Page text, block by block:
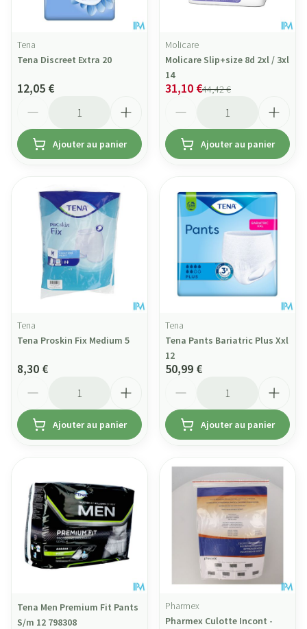
Tena
Tena Discreet Extra 20
12,05 €
Ajouter au panier
Molicare
Molicare Slip+size 8d 2xl / 3xl
14
44,42 €
31,10 €
Ajouter au panier
Tena
Tena Proskin Fix Medium 5
8,30 €
Ajouter au panier
Tena
Tena Pants Bariatric Plus Xxl
12
50,99 €
Ajouter au panier
Tena Men Premium Fit Pants
S/m 12 798308
Pharmex
Pharmex Culotte Incont -